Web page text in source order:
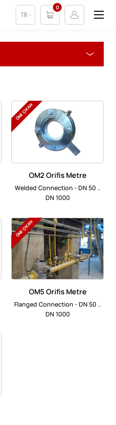
0
TR
ÖNE ÇIKAN
OM2 Orifis Metre
Welded Connection - DN 50 ..
DN 1000
ÖNE ÇIKAN
OM5 Orifis Metre
Flanged Connection - DN 50 ..
DN 1000